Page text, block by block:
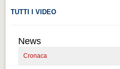
CITTÀ
Guida turistica rapida
Guida turistica rapida
TUTTI I VIDEO
News
Cronaca